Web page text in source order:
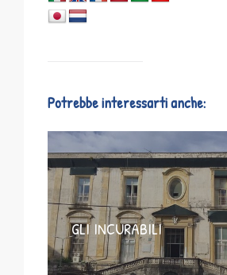
Potrebbe interessarti anche:
GLI INCURABILI